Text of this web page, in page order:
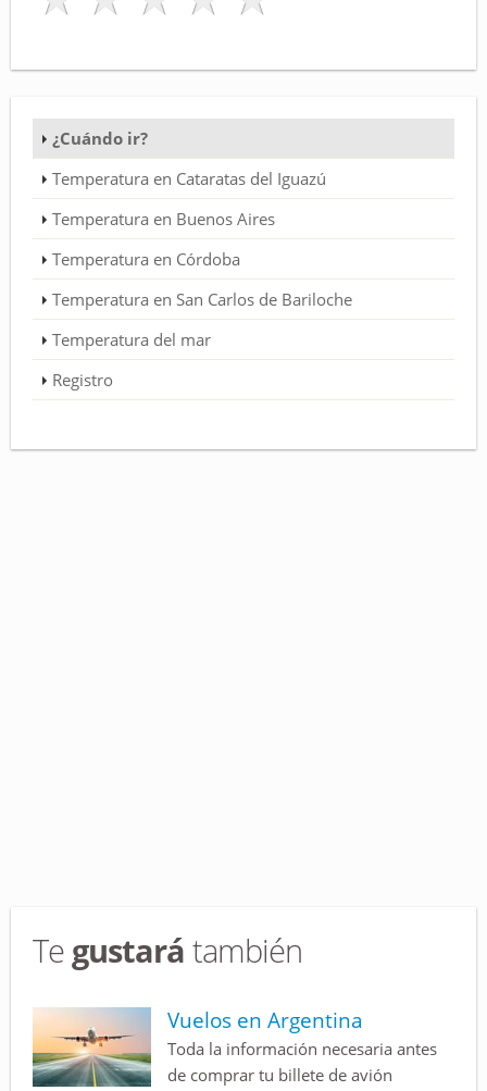
¿Cuándo ir?
Temperatura en Cataratas del Iguazú
Temperatura en Buenos Aires
Temperatura en Córdoba
Temperatura en San Carlos de Bariloche
Temperatura del mar
Registro
Te gustará también
Vuelos en Argentina
Toda la información necesaria antes
de comprar tu billete de avión